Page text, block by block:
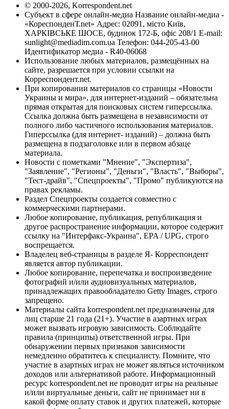
© 2000-2026, Korrespondent.net
Субъект в сфере онлайн-медиа Название онлайн-медиа -
«КореспонденТ.net» Адрес: 02091, місто Київ,
ХАРКІВСЬКЕ ШОСЕ, будинок 172-Б, офіс 208/1 E-mail:
sunlight@mediadim.com.ua Телефон: 044-205-43-00
Идентификатор медиа - R40-06068
Использование любых материалов, размещённых на
сайте, разрешается при условии ссылки на
Корреспондент.net.
При копировании материалов со страницы «Новости
Украины и мира», для интернет-изданий – обязательна
прямая открытая для поисковых систем гиперссылка.
Ссылка должна быть размещена в независимости от
полного либо частичного использования материалов.
Гиперссылка (для интернет- изданий) – должна быть
размещена в подзаголовке или в первом абзаце
материала.
Новости с пометками "Мнение", "Экспертиза",
"Заявление", "Регионы", "Деньги", "Власть", "Выборы",
"Тест-драйв", "Спецпроекты", "Промо" публикуются на
правах рекламы.
Раздел Спецпроекты создается совместно с
коммерческими партнерами.
Любое копирование, публикация, републикация и
другое распространение информации, которое содержит
ссылку на "Интерфакс-Украина", EPA / UPG, строго
воспрещается.
Владелец веб-страницы в разделе Я- Корреспондент
является автор публикации.
Любое копирование, перепечатка и воспроизведение
фотографий и/или аудиовизуальных материалов,
принадлежащих правообладателю Getty Images, строго
запрещено.
Материалы сайта korrespondent.net предназначены для
лиц старше 21 года (21+). Участие в азартных играх
может вызвать игровую зависимость. Соблюдайте
правила (принципы) ответственной игры. При
обнаружении первых признаков зависимости
немедленно обратитесь к специалисту. Помните, что
участие в азартных играх не может являться источником
доходов или альтернативой работе. Информационный
ресурс korrespondent.net не проводит игры на реальные
и/или виртуальные деньги, сайт не принимает ни в
какой форме оплату ставок и других платежей, которые